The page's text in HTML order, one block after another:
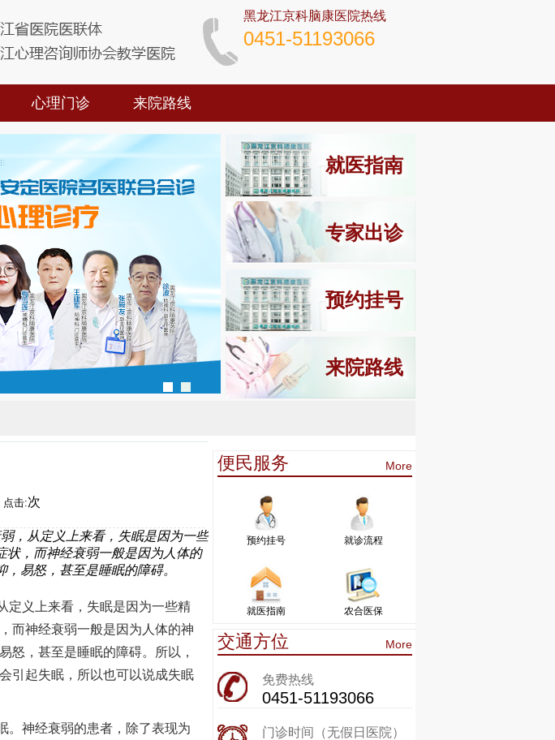
黑龙江京科脑康医院热线
0451-51193066
心理门诊 来院路线
就医指南
专家出诊
预约挂号
来院路线
点击:次
，从定义上来看，失眠是因为一些
状，而神经衰弱一般是因为人体的
易怒，甚至是睡眠的障碍。
义上来看，失眠是因为一些精
而神经衰弱一般是因为人体的神
怒，甚至是睡眠的障碍。所以，
引起失眠，所以也可以说成失眠
神经衰弱的患者，除了表现为
便民服务 More
预约挂号 就诊流程
就医指南 农合医保
交通方位 More
免费热线
0451-51193066
门诊时间（无假日医院）